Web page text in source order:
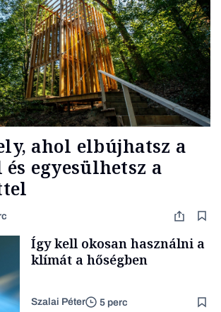
ahol elbújhatsz a
egyesülhetsz a
Így kell okosan használni a
klímát a hőségben
Szalai Péter 5 perc